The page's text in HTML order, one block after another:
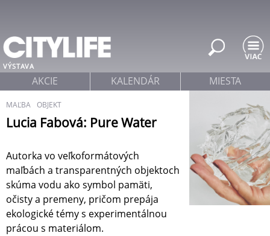
VÝSTAVA
MAĽBA OBJEKT
Lucia Fabová: Pure Water
Autorka vo veľkoformátových
maľbách a transparentných objektoch
skúma vodu ako symbol pamäti,
očisty a premeny, pričom prepája
ekologické témy s experimentálnou
prácou s materiálom.
AKCIE KALENDÁR MIESTA